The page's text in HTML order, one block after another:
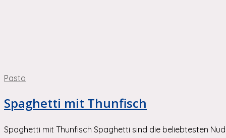
Pasta
Spaghetti mit Thunfisch
Spaghetti mit Thunfisch Spaghetti sind die beliebtesten